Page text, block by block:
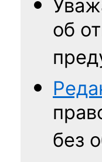
об
без